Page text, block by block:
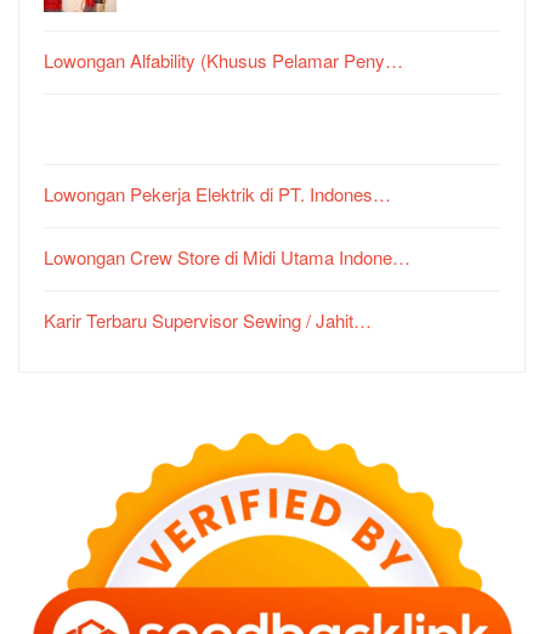
Lowongan Alfability (Khusus Pelamar Peny…
Lowongan Pekerja Elektrik di PT. Indones…
Lowongan Crew Store di Midi Utama Indone…
Karir Terbaru Supervisor Sewing / Jahit…